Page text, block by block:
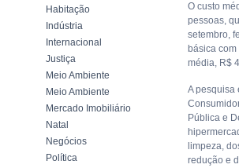
Habitação
Indústria
Internacional
Justiça
Meio Ambiente
Meio Ambiente
Mercado Imobiliário
Natal
Negócios
Política
O custo
pessoas,
setembro,
básica
média, R$
A pesquisa
Pública e
limpeza,
redução e